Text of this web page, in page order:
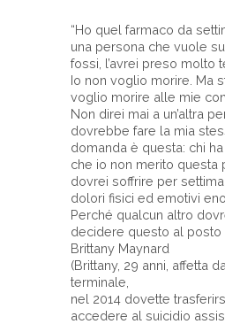
“Ho quel farmaco da
una persona che vuole
fossi, l’avrei preso molto
Io non voglio morire. Ma
voglio morire alle mie
Non direi mai a un’altra
dovrebbe fare la mia
domanda è questa: chi
che io non merito questa
dovrei soffrire per
dolori fisici ed emotivi
Perché qualcun altro
decidere questo al posto
Brittany Maynard
(Brittany, 29 anni, affetta
terminale,
nel 2014 dovette
accedere al suicidio